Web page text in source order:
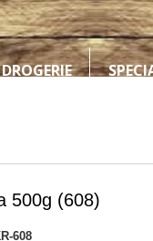
DROGERIE
500g (608)
608